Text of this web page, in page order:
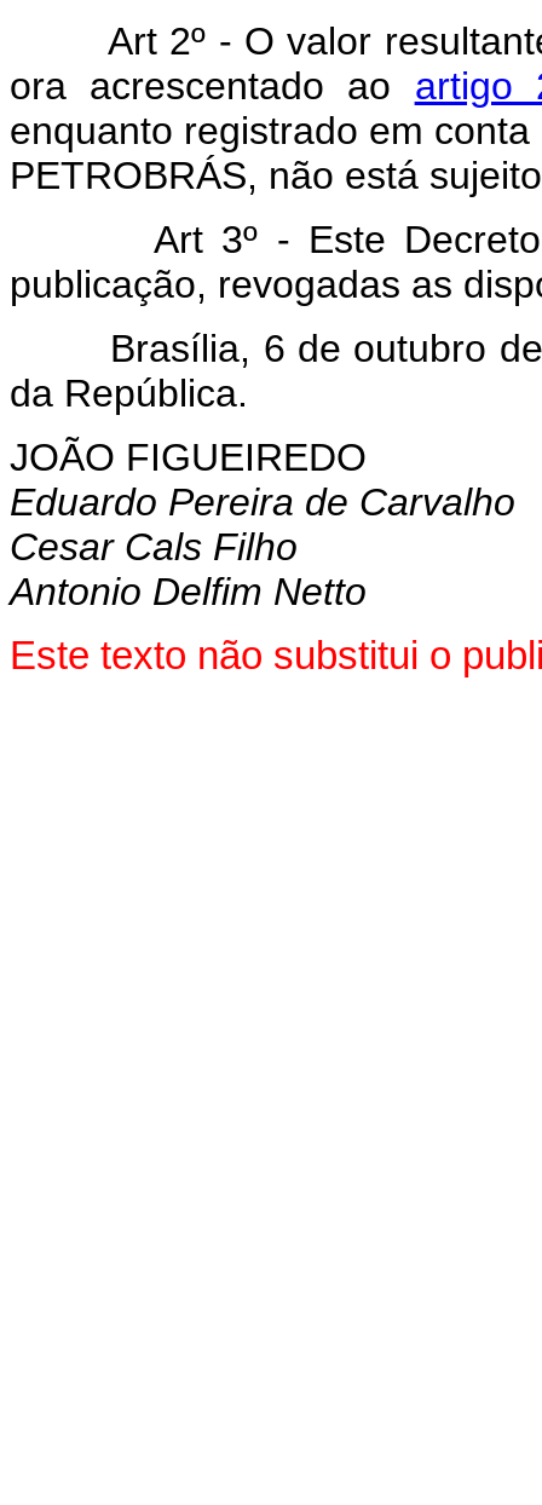
Art 2º - O valor
ora acrescentado ao artigo
enquanto registrado em
PETROBRÁS, não está
Art 3º - Este Decreto-
publicação, revogadas as
Brasília, 6 de outubro de
da República.
JOÃO FIGUEIREDO
Eduardo Pereira de Carvalho
Cesar Cals Filho
Antonio Delfim Netto
Este texto não substitui o